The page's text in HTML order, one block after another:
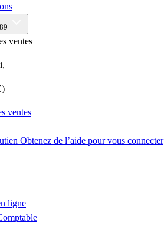
ventes
ventes
Obtenez de l’aide pour vous connecter
ligne